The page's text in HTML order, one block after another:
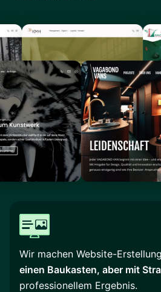
Wir machen Website-Erstellung
einen Baukasten, aber mit
professionellem Ergebnis.